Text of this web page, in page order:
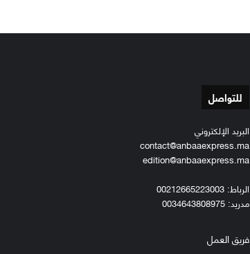
للتواصل
البريد الإلكتروني
contact@anbaaexpress.ma
edition@anbaaexpress.ma
الرباط: 00212665223003
مدريد: 0034643808975
فريق العمل